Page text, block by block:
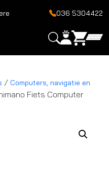
036 5304422
/ Computers, navigatie en
Fiets Computer